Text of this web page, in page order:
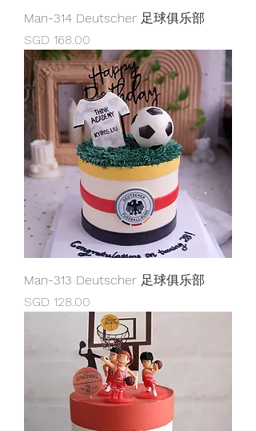
Man-314 Deutscher 足球俱乐部
Price
SGD 168.00
Man-313 Deutscher 足球俱乐部
Price
SGD 128.00